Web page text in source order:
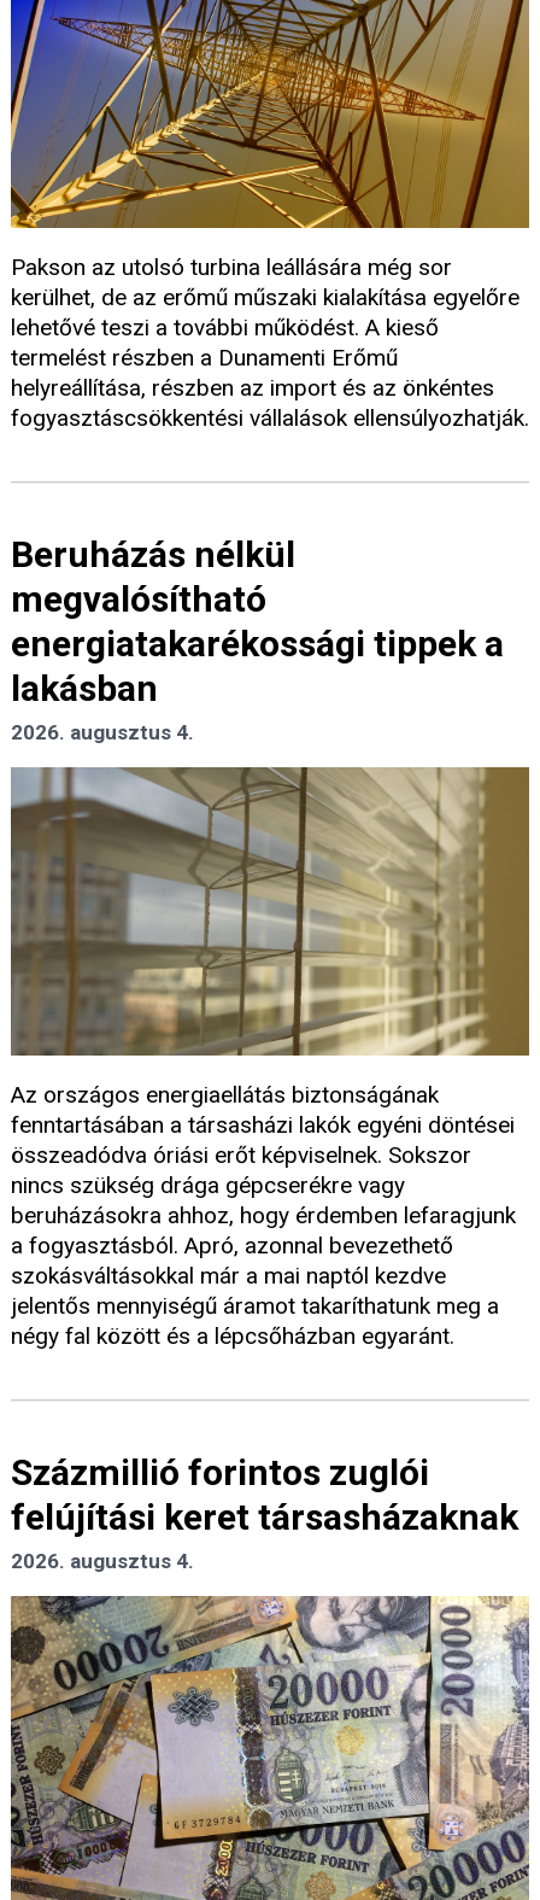
Pakson az utolsó turbina leállására még sor
kerülhet, de az erőmű műszaki kialakítása egyelőre
lehetővé teszi a további működést. A kieső
termelést részben a Dunamenti Erőmű
helyreállítása, részben az import és az önkéntes
fogyasztáscsökkentési vállalások ellensúlyozhatják.
Beruházás nélkül
megvalósítható
energiatakarékossági tippek a
lakásban
2026. augusztus 4.
Az országos energiaellátás biztonságának
fenntartásában a társasházi lakók egyéni döntései
összeadódva óriási erőt képviselnek. Sokszor
nincs szükség drága gépcserékre vagy
beruházásokra ahhoz, hogy érdemben lefaragjunk
a fogyasztásból. Apró, azonnal bevezethető
szokásváltásokkal már a mai naptól kezdve
jelentős mennyiségű áramot takaríthatunk meg a
négy fal között és a lépcsőházban egyaránt.
Százmillió forintos zuglói
felújítási keret társasházaknak
2026. augusztus 4.